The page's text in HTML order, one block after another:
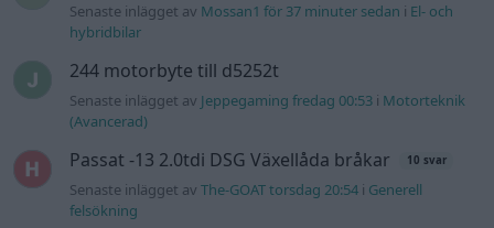
Senaste inlägget av Mossan1 för 37 minuter sedan i El- och
hybridbilar
244 motorbyte till d5252t
Senaste inlägget av Jeppegaming fredag 00:53 i Motorteknik
(Avancerad)
Passat -13 2.0tdi DSG Växellåda bråkar 10 svar
Senaste inlägget avThe-GOAT torsdag 20:54 i Generell
felsökning